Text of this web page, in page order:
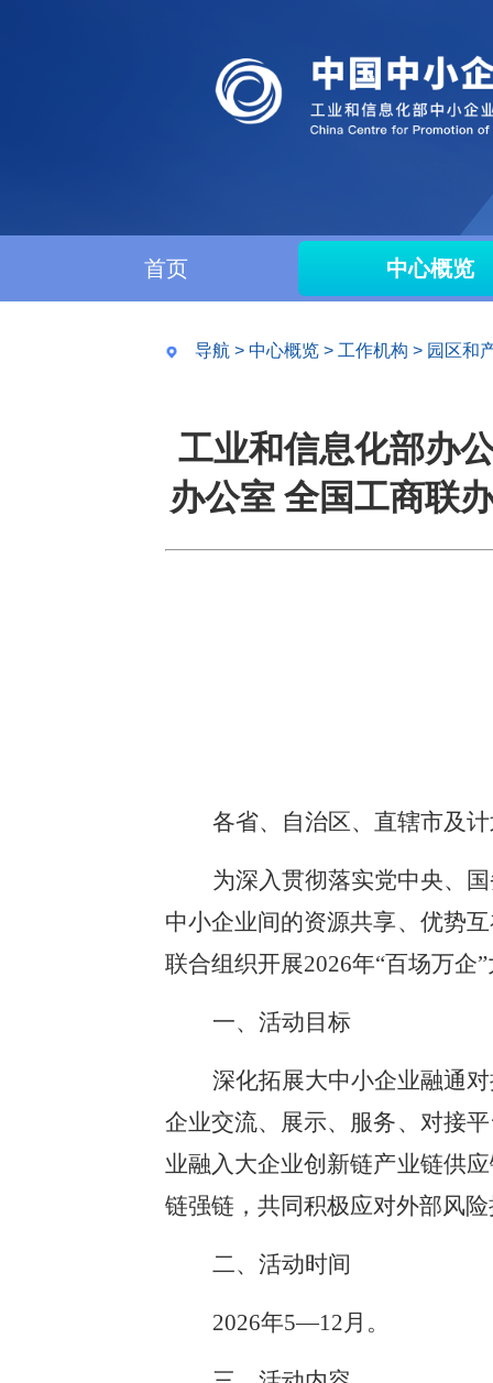
首页 中心概览
导航 > 中心概览 > 工作机构 > 园区和
工业和信息化部办
办公室 全国工商联
各省、自治区、直辖市及
为深入贯彻落实党中央、
中小企业间的资源共享、优势
联合组织开展2026年“百场万企
一、活动目标
深化拓展大中小企业融通
企业交流、展示、服务、对接
业融入大企业创新链产业链供
链强链，共同积极应对外部风
二、活动时间
2026年5—12月。